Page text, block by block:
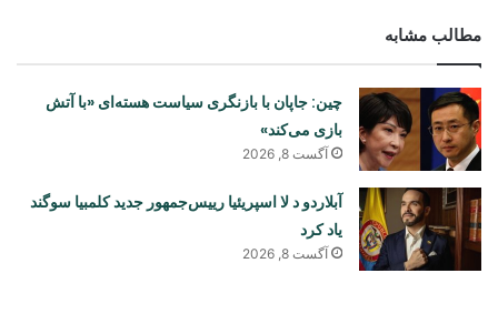
مطالب مشابه
چین: جاپان با بازنگری سیاست هسته‌ای «با آتش
بازی می‌کند»
آگست 8, 2026
آبلاردو د لا اسپریئیا رییس‌جمهور جدید کلمبیا سوگند
یاد کرد
آگست 8, 2026